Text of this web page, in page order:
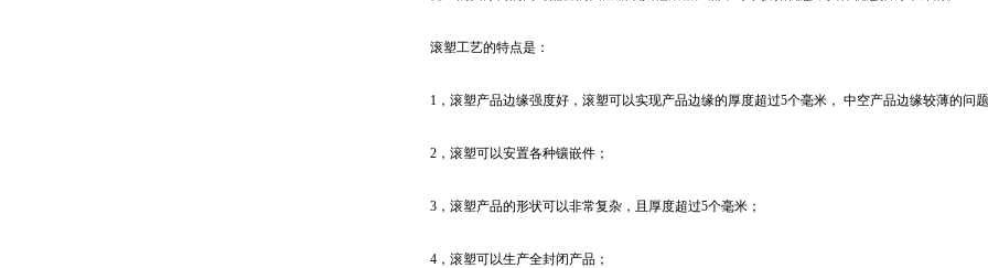
滚塑工艺的特点是：
1，滚塑产品边缘强度好，滚塑可以实现产品边缘的厚度超过5个毫米， 中空产品边缘较薄的问
2，滚塑可以安置各种镶嵌件；
3，滚塑产品的形状可以非常复杂，且厚度超过5个毫米；
4，滚塑可以生产全封闭产品；